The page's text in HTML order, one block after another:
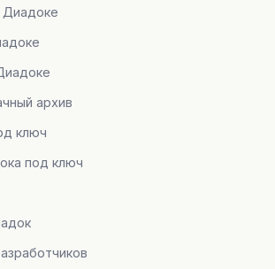
Диадоке
архив
ключ
под ключ